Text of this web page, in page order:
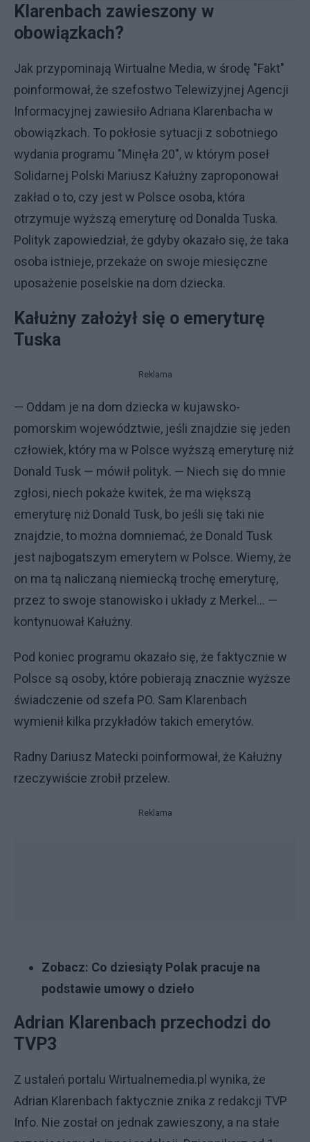
Klarenbach zawieszony w
obowiązkach?
Jak przypominają Wirtualne Media, w środę "Fakt"
poinformował, że szefostwo Telewizyjnej Agencji
Informacyjnej zawiesiło Adriana Klarenbacha w
obowiązkach. To pokłosie sytuacji z sobotniego
wydania programu "Minęła 20", w którym poseł
Solidarnej Polski Mariusz Kałużny zaproponował
zakład o to, czy jest w Polsce osoba, która
otrzymuje wyższą emeryturę od Donalda Tuska.
Polityk zapowiedział, że gdyby okazało się, że taka
osoba istnieje, przekaże on swoje miesięczne
uposażenie poselskie na dom dziecka.
Kałużny założył się o emeryturę
Tuska
Reklama
— Oddam je na dom dziecka w kujawsko-
pomorskim województwie, jeśli znajdzie się jeden
człowiek, który ma w Polsce wyższą emeryturę niż
Donald Tusk — mówił polityk. — Niech się do mnie
zgłosi, niech pokaże kwitek, że ma większą
emeryturę niż Donald Tusk, bo jeśli się taki nie
znajdzie, to można domniemać, że Donald Tusk
jest najbogatszym emerytem w Polsce. Wiemy, że
on ma tą naliczaną niemiecką trochę emeryturę,
przez to swoje stanowisko i układy z Merkel… —
kontynuował Kałużny.
Pod koniec programu okazało się, że faktycznie w
Polsce są osoby, które pobierają znacznie wyższe
świadczenie od szefa PO. Sam Klarenbach
wymienił kilka przykładów takich emerytów.
Radny Dariusz Matecki poinformował, że Kałużny
rzeczywiście zrobił przelew.
Reklama
Zobacz: Co dziesiąty Polak pracuje na
podstawie umowy o dzieło
Adrian Klarenbach przechodzi do
TVP3
Z ustaleń portalu Wirtualnemedia.pl wynika, że
Adrian Klarenbach faktycznie znika z redakcji TVP
Info. Nie został on jednak zawieszony, a na stałe